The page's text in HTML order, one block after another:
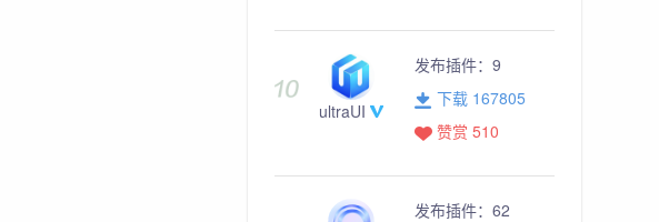
ultraUI
发布插件： 9
下载 167805
赞赏 510
发布插件： 62